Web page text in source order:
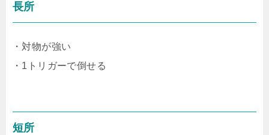
長所
・対物が強い
・1トリガーで倒せる
短所